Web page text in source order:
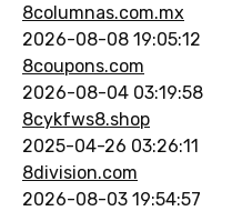
8columnas.com.mx
2026-08-08 19:05:12
8coupons.com
2026-08-04 03:19:58
8cykfws8.shop
2025-04-26 03:26:11
8division.com
2026-08-03 19:54:57